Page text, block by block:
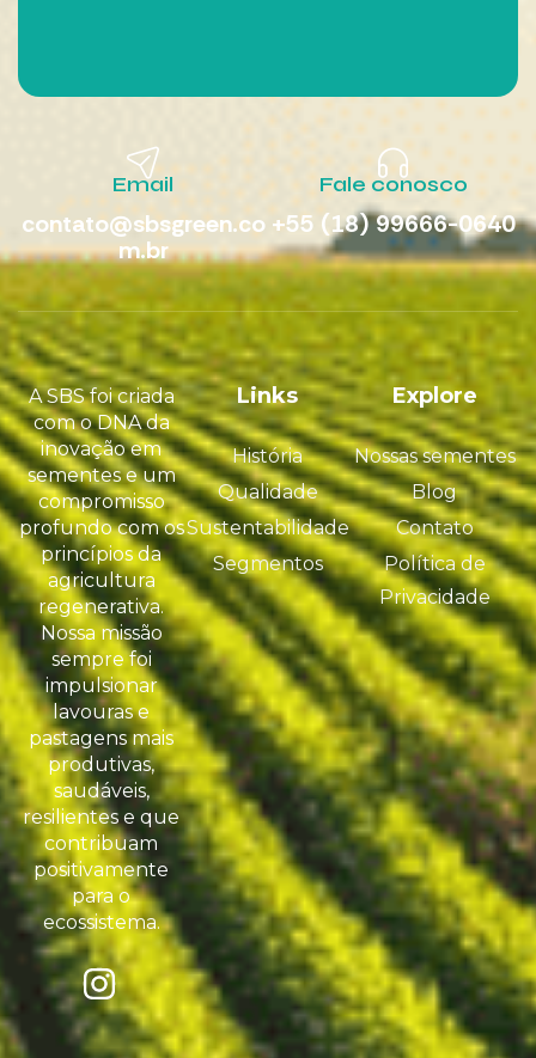
Email
contato@sbsgreen.co
m.br
Fale conosco
+55 (18) 99666-0640
Links
História
Qualidade
Sustentabilidade
Segmentos
Explore
Nossas sementes
Blog
Contato
Política de
Privacidade
A SBS foi criada
com o DNA da
inovação em
sementes e um
compromisso
profundo com os
princípios da
agricultura
regenerativa.
Nossa missão
sempre foi
impulsionar
lavouras e
pastagens mais
produtivas,
saudáveis,
resilientes e que
contribuam
positivamente
para o
ecossistema.